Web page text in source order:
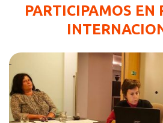
PARTICIPAMOS EN